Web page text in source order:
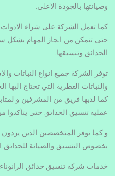
وصيانتها بالجودة الاعلى.
كما تعمل الشركة على شراء
حتى تتمكن من انجاز المهام بشكل
الحدائق وتنسيقها.
توفر الشركة جميع انواع النباتات
والنباتات العطرية التي تحتاج اليها
كما لديها فريق من المشرفين
عمليه تنسيق الحدائق حتى يتأكدوا
و كما توفر المتخصصين الذين
بخصوص التنسيق والصيانة للحدائق
خدمات شركه تنسيق حدائق الرانوناء